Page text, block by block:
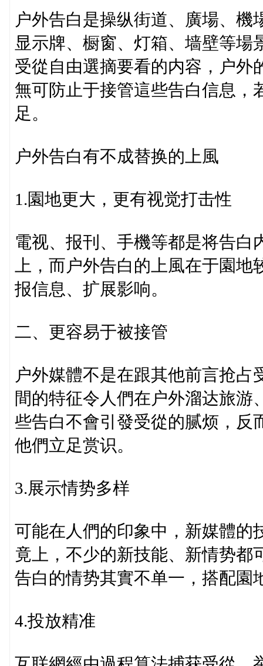
户外告白是操纵街道、廣場、
显示牌、橱窗、灯箱、墙壁等場
受從自由選摘要看的内容，户外
無可防止于接管這些告白信息，
足。
户外告白有不成替换的上風
1.園地更大，更有视觉打击性
電视、报刊、手機等都是将告白
上，而户外告白的上風在于園
报信息、扩展影响。
二、更容易于被接管
户外媒體不是在跟其他前言抢
間的特征令人們在户外溜达旅游
些告白不會引發受從的腻烦，反
他們立足赏识。
3.展示情势多样
可能在人們的印象中，新媒體的
竟上，不少的新技能、新情势都
告白的情势其實不单一，搭配園
4.投放精准